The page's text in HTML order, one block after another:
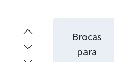
Brocas
para